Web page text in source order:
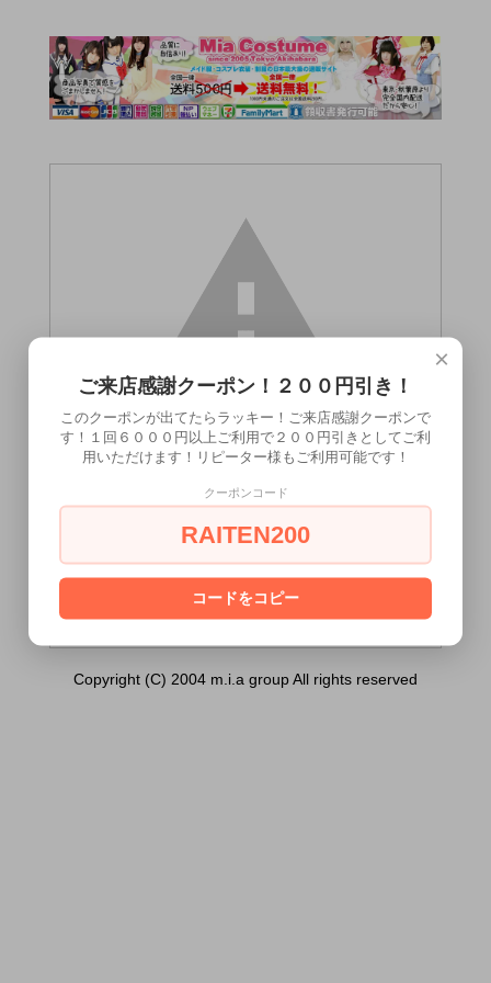
クリッパー 色：レッド）は18歳未満の方に
[ はい ] [ いいえ ]
Copyright (C) 2004 m.i.a group All rights reserved
×
ご来店感謝クーポン！２００円引き！
このクーポンが出てたらラッキー！ご来店感謝クーポンで
す！１回６０００円以上ご利用で２００円引きとしてご利
用いただけます！リピーター様もご利用可能です！
クーポンコード
RAITEN200
コードをコピー